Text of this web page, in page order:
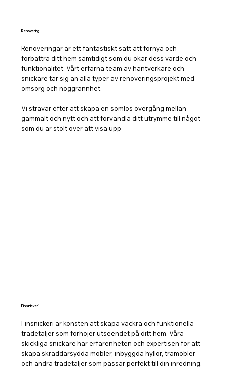
Renovering
Renoveringar är ett fantastiskt sätt att förnya och
förbättra ditt hem samtidigt som du ökar dess värde och
funktionalitet. Vårt erfarna team av hantverkare och
snickare tar sig an alla typer av renoveringsprojekt med
omsorg och noggrannhet.
Vi strävar efter att skapa en sömlös övergång mellan
gammalt och nytt och att förvandla ditt utrymme till något
som du är stolt över att visa upp
Finsnickeri
Finsnickeri är konsten att skapa vackra och funktionella
trädetaljer som förhöjer utseendet på ditt hem. Våra
skickliga snickare har erfarenheten och expertisen för att
skapa skräddarsydda möbler, inbyggda hyllor, trämöbler
och andra trädetaljer som passar perfekt till din inredning.